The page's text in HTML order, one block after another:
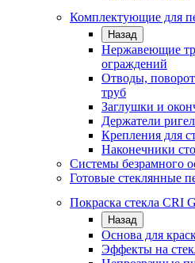
Комплектующие для
Назад
Нержавеющие
ограждений
Отводы,
труб
Заглушки и
Держатели
Крепления для
Наконечники
Системы безрамного
Готовые стеклянные
Покраска стекла CRI
Назад
Основа для
Эффекты на